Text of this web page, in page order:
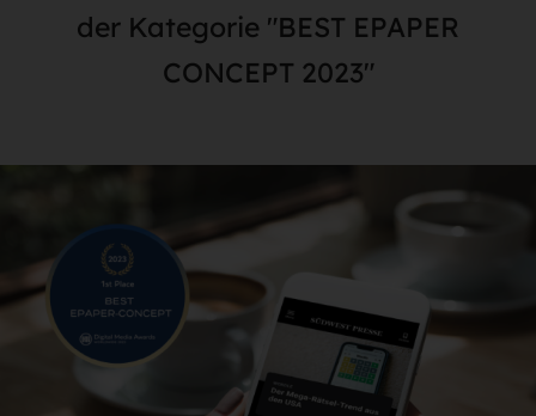
der Kategorie "BEST EPAPER
CONCEPT 2023"